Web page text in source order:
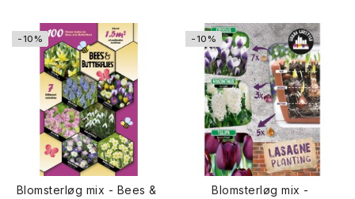
-10%
Blomsterløg mix - Bees &
-10%
Blomsterløg mix -